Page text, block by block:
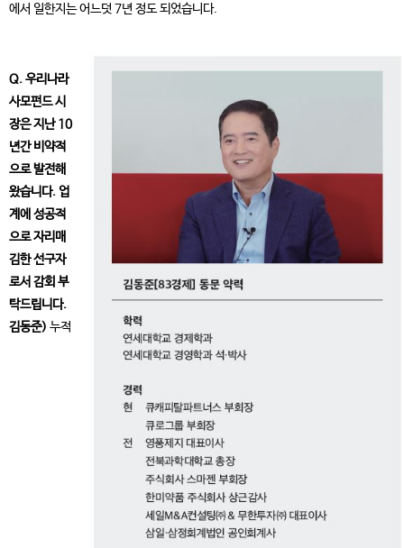
에서 일한지는 어느덧 7년 정도 되었습니다.
Q. 우리나라
사모펀드 시
장은 지난 10
년간 비약적
으로 발전해
왔습니다. 업
계에 성공적
으로 자리매
김한 선구자
로서 감회 부
탁드립니다.
김동준) 누적